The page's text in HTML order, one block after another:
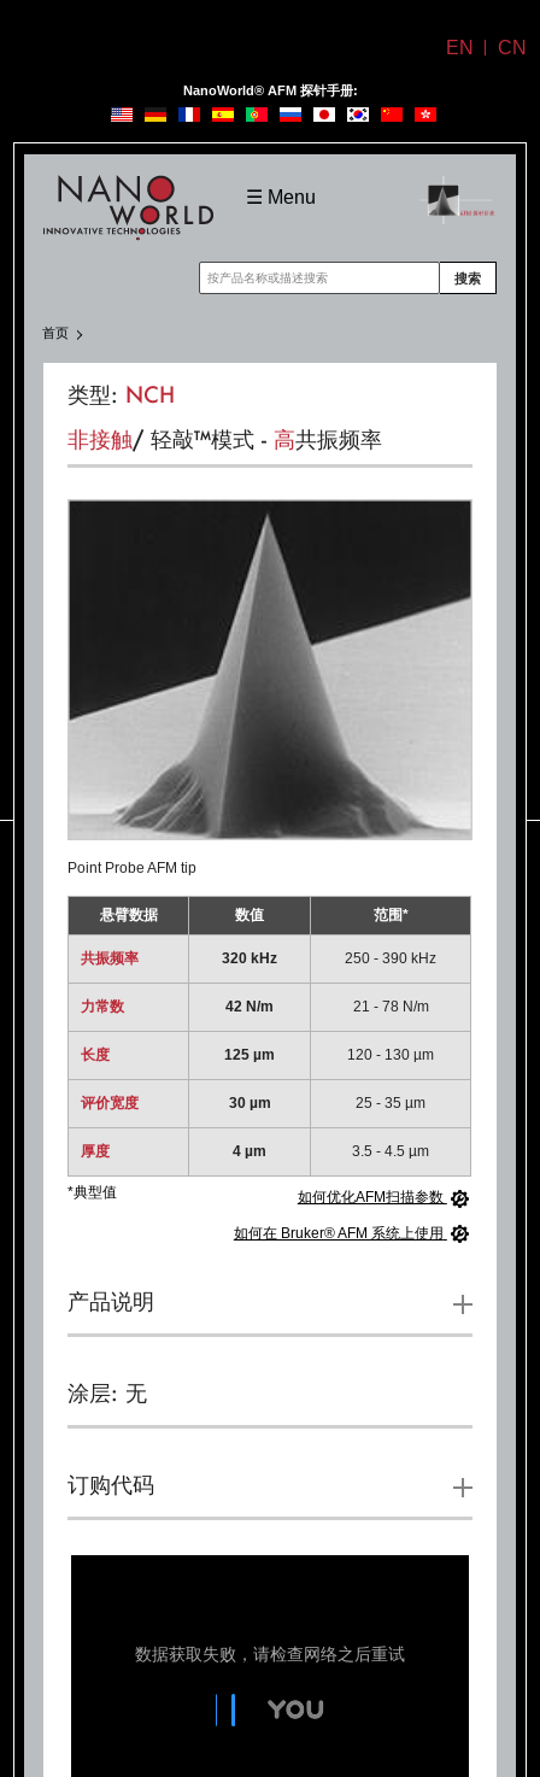
NanoWorld® AFM 探针手册:
EN CN
NanoWorld
☰ Menu
搜索
首页
类型: NCH
非接触/ 轻敲™模式 - 高共振频率
悬臂数据 数值 范围*
共振频率 320 kHz 250 - 390 kHz
力常数 42 N/m 21 - 78 N/m
长度 125 µm 120 - 130 µm
评价宽度 30 µm 25 - 35 µm
厚度 4 µm 3.5 - 4.5 µm
*典型值 如何优化AFM扫描参数
如何在 Bruker® AFM 系统上使用
Point Probe AFM tip
产品说明
涂层: 无
订购代码